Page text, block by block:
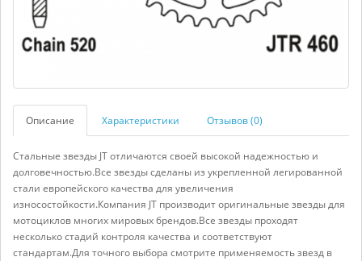
Описание Характеристики Отзывов (0)
Стальные звезды JT отличаются своей высокой надежностью и
долговечностью.Все звезды сделаны из укрепленной легированной
стали европейского качества для увеличения
износостойкости.Компания JT производит оригинальные звезды для
мотоциклов многих мировых брендов.Все звезды проходят
несколько стадий контроля качества и соответствуют
стандартам.Для точного выбора смотрите применяемость звезд в